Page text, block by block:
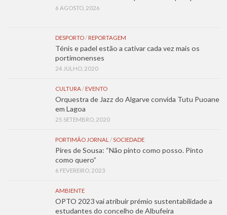
6 AGOSTO, 2026
DESPORTO/ REPORTAGEM
Ténis e padel estão a cativar cada vez mais os
portimonenses
24 JULHO, 2020
CULTURA/ EVENTO
Orquestra de Jazz do Algarve convida Tutu Puoane
em Lagoa
25 SETEMBRO, 2020
PORTIMÃO JORNAL /SOCIEDADE
Pires de Sousa: “Não pinto como posso. Pinto
como quero”
6 FEVEREIRO, 2023
AMBIENTE
OPTO 2023 vai atribuir prémio sustentabilidade a
estudantes do concelho de Albufeira